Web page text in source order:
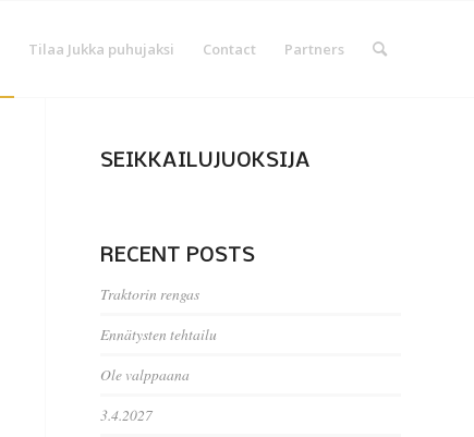
Tilaa Jukka puhujaksi Contact Partners
SEIKKAILUJUOKSIJA
RECENT POSTS
Traktorin rengas
Ennätysten tehtailu
Ole valppaana
3.4.2027